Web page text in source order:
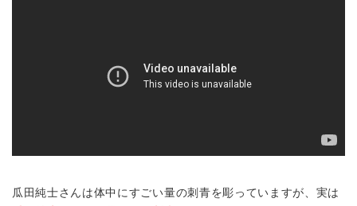
瓜田純士さんは体中にすごい量の刺青を彫っていますが、実は